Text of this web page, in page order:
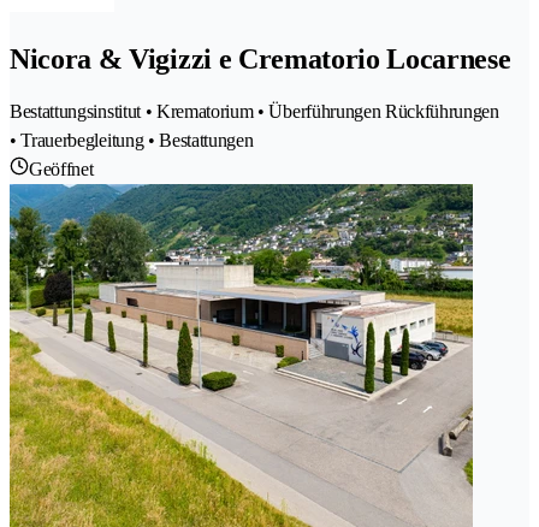
Nicora & Vigizzi e Crematorio Locarnese
Bestattungsinstitut • Krematorium • Überführungen Rückführungen
• Trauerbegleitung • Bestattungen
Geöffnet